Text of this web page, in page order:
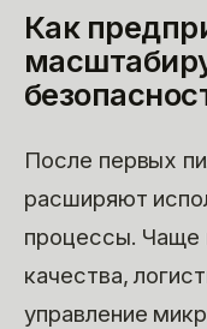
Как
После первых
расширяют
процессы. Чаще
качества,
управление